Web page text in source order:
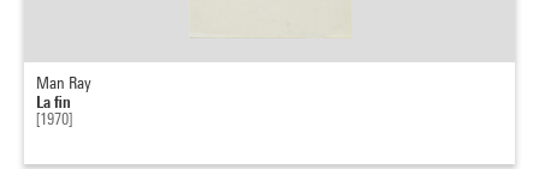
Man Ray
La fin
[1970]